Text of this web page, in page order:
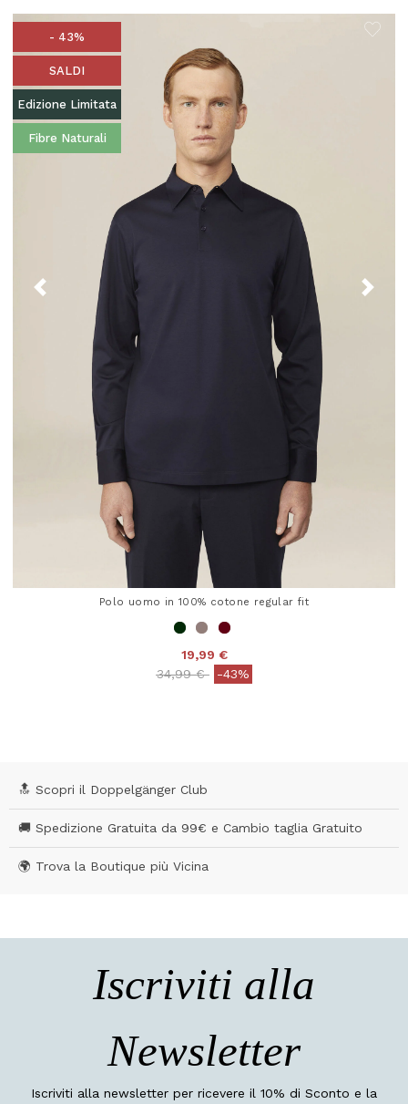
- 43%
SALDI
Edizione Limitata
Fibre Naturali
Polo uomo in 100% cotone regular fit
19,99 €
Price reduced from
34,99 €to-43%
🔝 Scopri il Doppelgänger Club
🚚 Spedizione Gratuita da 99€ e Cambio taglia Gratuito
🌍 Trova la Boutique più Vicina
Iscriviti alla
Newsletter
Iscriviti alla newsletter per ricevere il 10% di Sconto e la